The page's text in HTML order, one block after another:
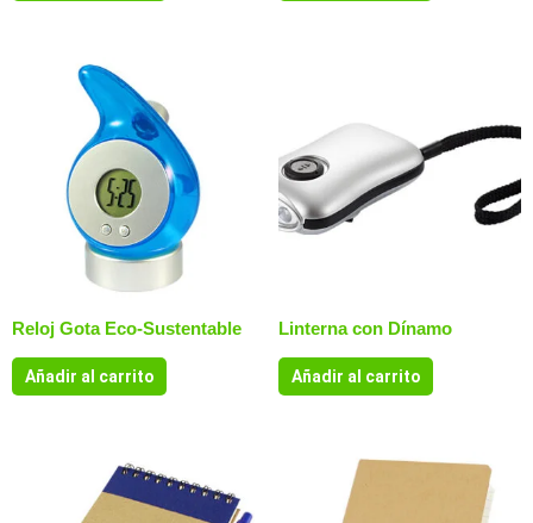
Reloj Gota Eco-Sustentable
Añadir al carrito
Linterna con Dínamo
Añadir al carrito